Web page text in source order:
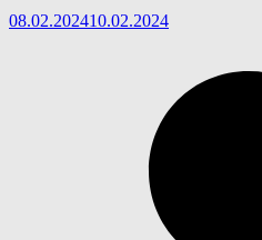
08.02.202410.02.2024